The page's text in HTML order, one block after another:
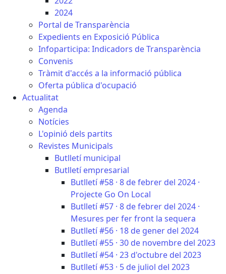
2024
Portal de Transparència
Expedients en Exposició Pública
Infoparticipa: Indicadors de Transparència
Convenis
Tràmit d'accés a la informació pública
Oferta pública d'ocupació
Actualitat
Agenda
Notícies
L'opinió dels partits
Revistes Municipals
Butlletí municipal
Butlletí empresarial
Butlletí #58 · 8 de febrer del 2024 ·
Projecte Go On Local
Butlletí #57 · 8 de febrer del 2024 ·
Mesures per fer front la sequera
Butlletí #56 · 18 de gener del 2024
Butlletí #55 · 30 de novembre del 2023
Butlletí #54 · 23 d'octubre del 2023
Butlletí #53 · 5 de juliol del 2023